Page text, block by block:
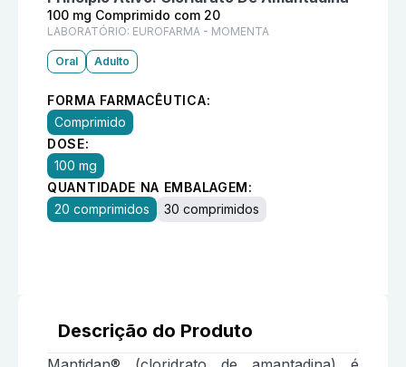
100 mg Comprimido com 20
LABORATÓRIO: EUROFARMA - MOMENTA
Oral Adulto
FORMA FARMACÊUTICA:
Comprimido
DOSE:
100 mg
QUANTIDADE NA EMBALAGEM:
20 comprimidos
30 comprimidos
Descrição do Produto